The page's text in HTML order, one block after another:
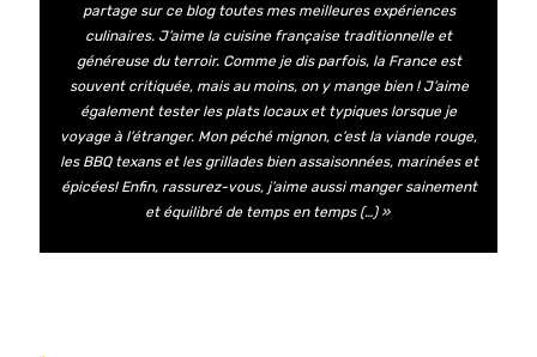
partage sur ce blog toutes mes meilleures expériences
culinaires. J’aime la cuisine française traditionnelle et
généreuse du terroir. Comme je dis parfois, la France est
souvent critiquée, mais au moins, on y mange bien ! J’aime
également tester les plats locaux et typiques lorsque je
voyage à l’étranger. Mon péché mignon, c’est la viande rouge,
les BBQ texans et les grillades bien assaisonnées, marinées et
épicées! Enfin, rassurez-vous, j’aime aussi manger sainement
et équilibré de temps en temps (…) »